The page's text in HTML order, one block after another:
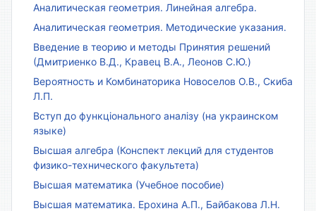
Аналитическая геометрия. Линейная алгебра.
Аналитическая геометрия. Методические указания.
Введение в теорию и методы Принятия решений
(Дмитриенко В.Д., Кравец В.А., Леонов С.Ю.)
Вероятность и Комбинаторика Новоселов О.В., Скиба
Л.П.
Вступ до функціонального аналізу (на украинском
языке)
Высшая алгебра (Конспект лекций для студентов
физико-технического факультета)
Высшая математика (Учебное пособие)
Высшая математика. Ерохина А.П., Байбакова Л.Н.